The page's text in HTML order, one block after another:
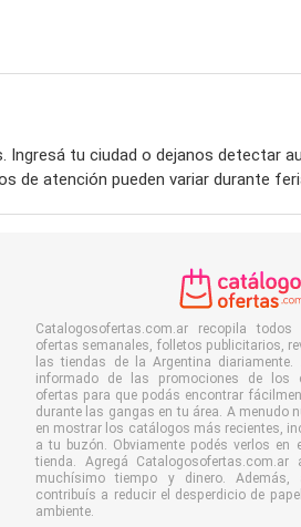
Ingresá tu ciudad o dejanos detectar
de atención pueden variar durante
Catalogosofertas.com.ar recopila
ofertas semanales, folletos publicitarios,
las tiendas de la Argentina
informado de las promociones de los
ofertas para que podás encontrar
durante las gangas en tu área. A menudo
en mostrar los catálogos más recientes,
a tu buzón. Obviamente podés verlos en
tienda. Agregá
muchísimo tiempo y dinero.
contribuís a reducir el desperdicio de
ambiente.